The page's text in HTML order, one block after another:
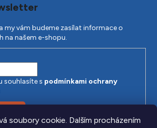
soubory cookie. Dalším procházením
my vám budeme zasílat informace o
na našem e-shopu.
souhlasíte s podmínkami ochrany